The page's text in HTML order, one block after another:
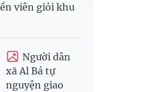
viên giỏi khu
Người dân
xã Al Bá tự
nguyện giao